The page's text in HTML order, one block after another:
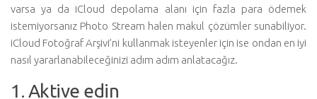
varsa ya da iCloud depolama alanı için fazla para ödemek
istemiyorsanız Photo Stream halen makul çözümler sunabiliyor.
iCloud Fotoğraf Arşivi’ni kullanmak isteyenler için ise ondan en iyi
nasıl yararlanabileceğinizi adım adım anlatacağız.
1. Aktive edin